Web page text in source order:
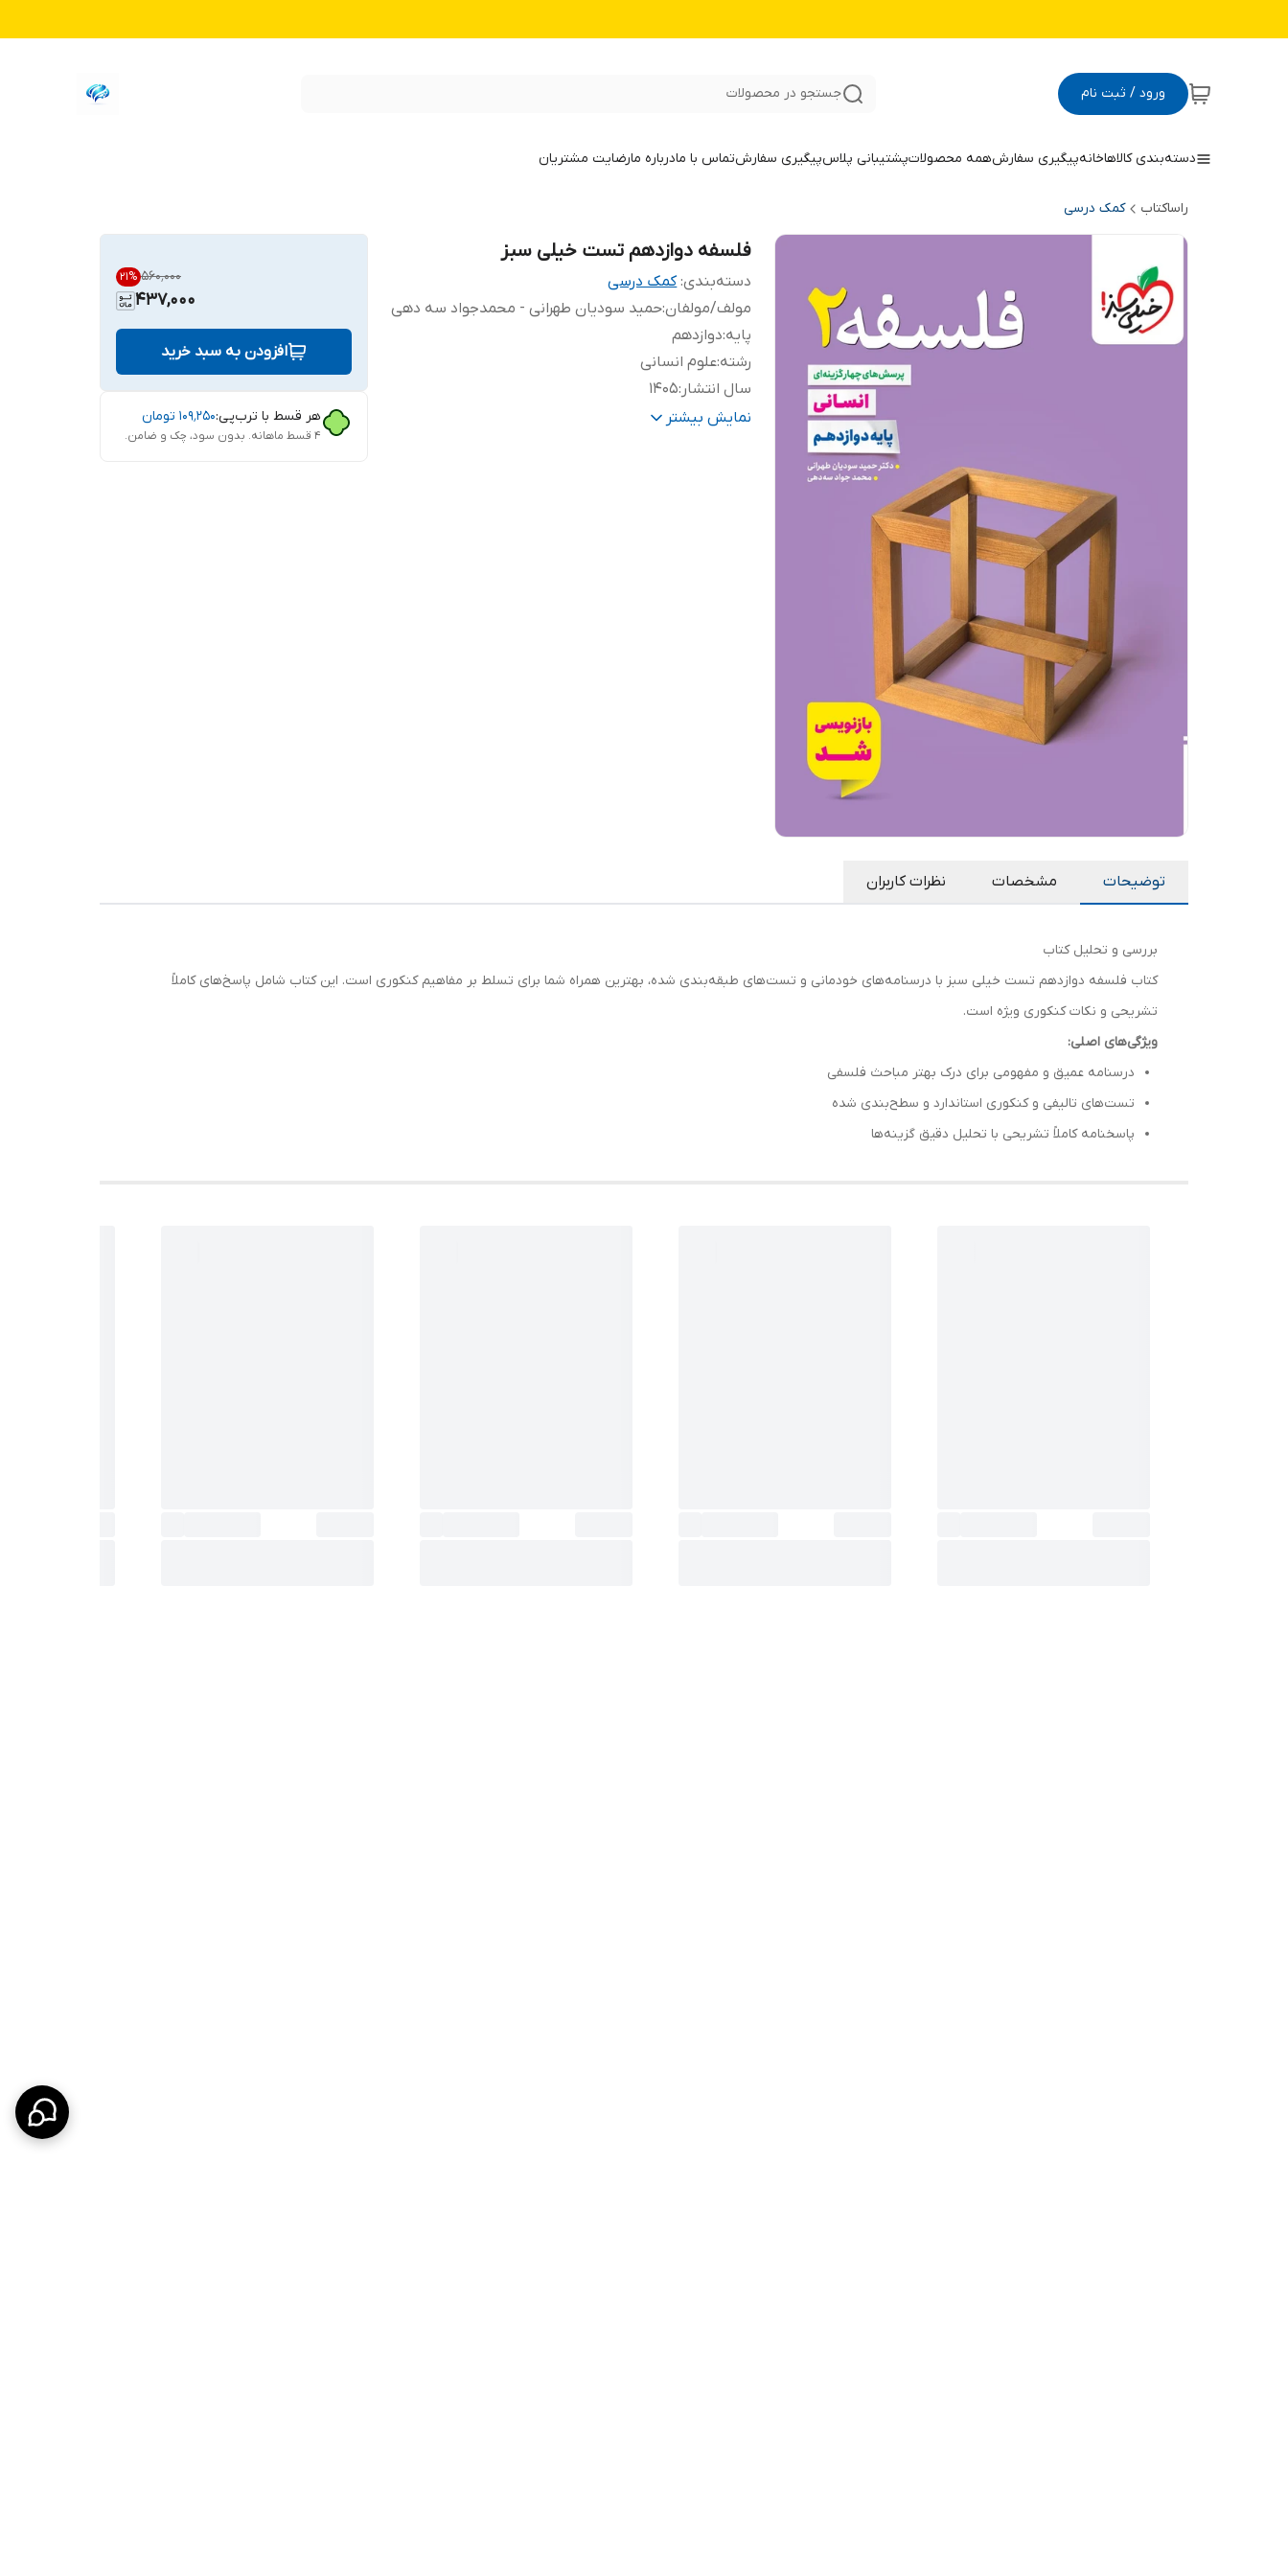
ورود / ثبت نام جستجو در محصولات
دسته‌بندی کالاهاخانهپیگیری سفارشهمه محصولاتپشتیبانی پلاسپیگیری سفارشتماس با مادرباره مارضایت مشتریان
راساکتاب کمک درسی
فلسفه دوازدهم تست خیلی سبز
دسته‌بندی:کمک درسی
مولف/مولفان:حمید سودیان طهرانی - محمدجواد سه دهی
پایه:دوازدهم
رشته:علوم انسانی
سال انتشار :
1405
تعداد صفحات :
235 نمایش بیشتر
۵۶۰٬۰۰۰ 21%
437,000
افزودن به سبد خرید
هر قسط با ترب‌پی:۱۰۹٬۲۵۰ تومان
۴ قسط ماهانه. بدون سود، چک و ضامن.
توضیحات مشخصات نظرات کاربران
بررسی و تحلیل کتاب
کتاب فلسفه دوازدهم تست خیلی سبز با درسنامه‌های خودمانی و تست‌های طبقه‌بندی شده، بهترین همراه شما برای تسلط بر مفاهیم کنکوری است. این کتاب شامل پاسخ‌های کاملاً
تشریحی و نکات کنکوری ویژه است.
ویژگی‌های اصلی:
درسنامه عمیق و مفهومی برای درک بهتر مباحث فلسفی
تست‌های تالیفی و کنکوری استاندارد و سطح‌بندی شده
پاسخنامه کاملاً تشریحی با تحلیل دقیق گزینه‌ها